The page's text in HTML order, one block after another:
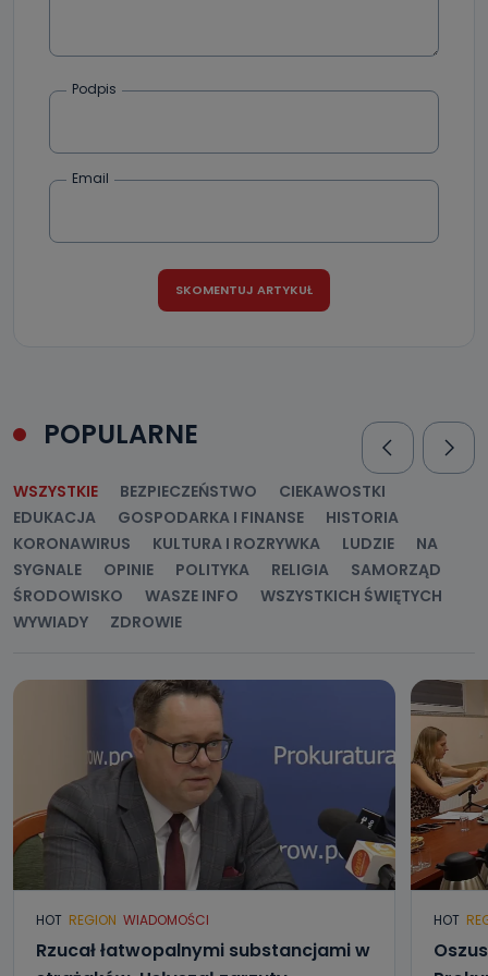
Podpis
Email
POPULARNE
WSZYSTKIE BEZPIECZEŃSTWO
CIEKAWOSTKI
EDUKACJA
GOSPODARKA I FINANSE
HISTORIA
KORONAWIRUS
KULTURA I ROZRYWKA LUDZIE
NA
SYGNALE
OPINIE POLITYKA RELIGIA
SAMORZĄD
ŚRODOWISKO
WASZE INFO
WSZYSTKICH ŚWIĘTYCH
WYWIADY
ZDROWIE
HOT REGION WIADOMOŚCI
Rzucał łatwopalnymi substancjami w
HOT